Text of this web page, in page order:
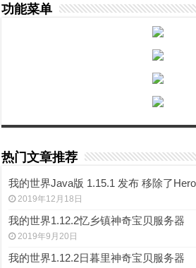
功能菜单
热门文章推荐
我的世界Java版 1.15.1 发布 移除了
2019年12月18日
我的世界1.12.2忆乡镇神奇宝贝服务器
2019年9月20日
我的世界1.12.2日暮里神奇宝贝服务器